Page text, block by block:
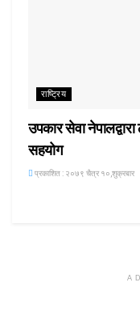
राष्ट्रिय
उपकार सेवा नेपालद्वारा
सहयोग
प्रकाशित : २०७९ चैत्र १०,शुक्रबार